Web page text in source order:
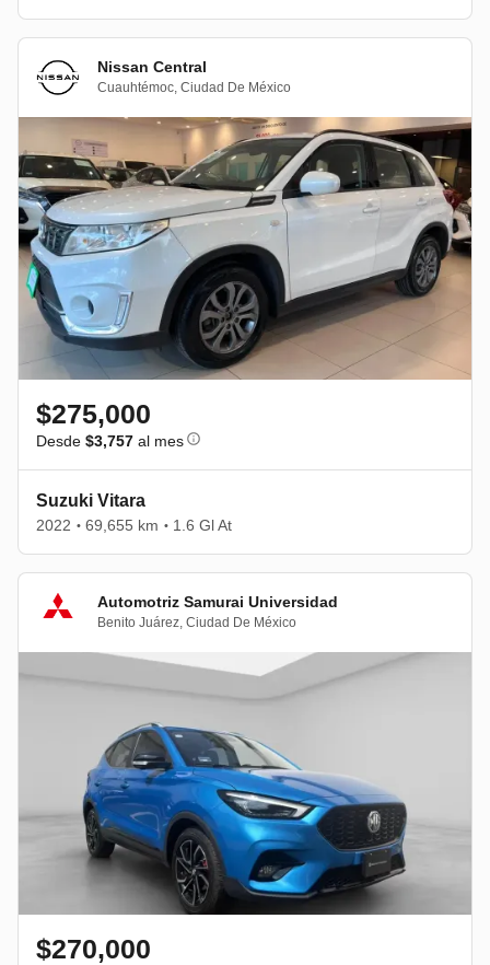
Nissan Central
Cuauhtémoc, Ciudad De México
$275,000
Desde $3,757 al mes
Suzuki Vitara
2022 • 69,655 km • 1.6 Gl At
Automotriz Samurai Universidad
Benito Juárez, Ciudad De México
$270,000